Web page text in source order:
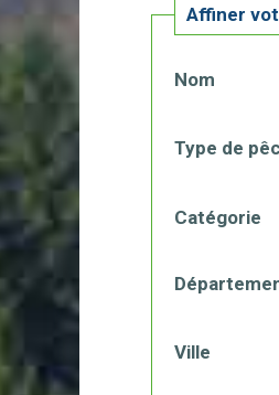
Affiner
Nom
Type de
Catégorie
Ville